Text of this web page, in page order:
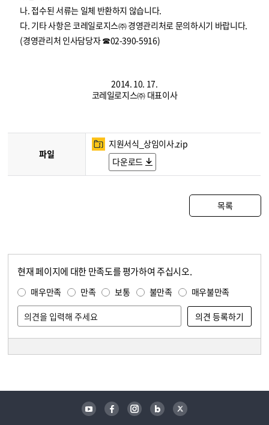
나. 접수된 서류는 일체 반환하지 않습니다.
다. 기타 사항은 코레일로지스㈜ 경영관리처로 문의하시기 바랍니다.
(경영관리처 인사담당자 ☎02-390-5916)
2014. 10. 17.
코레일로지스㈜ 대표이사
파일
지원서식_상임이사.zip
다운로드
목록
현재 페이지에 대한 만족도를 평가하여 주십시오.
매우만족 만족 보통 불만족 매우불만족
유튜브 페이스북 인스타그램 블로그 트위터